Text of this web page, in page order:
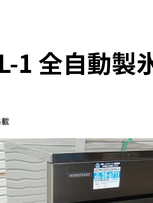
1 全自動製